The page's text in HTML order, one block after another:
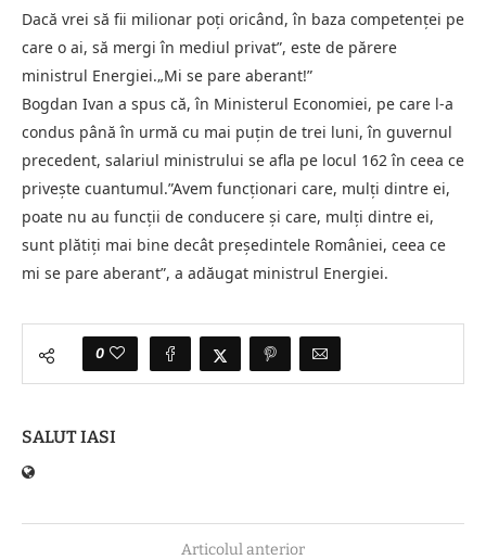
Dacă vrei să fii milionar poţi oricând, în baza competenţei pe
care o ai, să mergi în mediul privat”, este de părere
ministrul Energiei.„Mi se pare aberant!”
Bogdan Ivan a spus că, în Ministerul Economiei, pe care l-a
condus până în urmă cu mai puţin de trei luni, în guvernul
precedent, salariul ministrului se afla pe locul 162 în ceea ce
priveşte cuantumul.”Avem funcţionari care, mulţi dintre ei,
poate nu au funcţii de conducere şi care, mulţi dintre ei,
sunt plătiţi mai bine decât preşedintele României, ceea ce
mi se pare aberant”, a adăugat ministrul Energiei.
0
SALUT IASI
Articolul anterior